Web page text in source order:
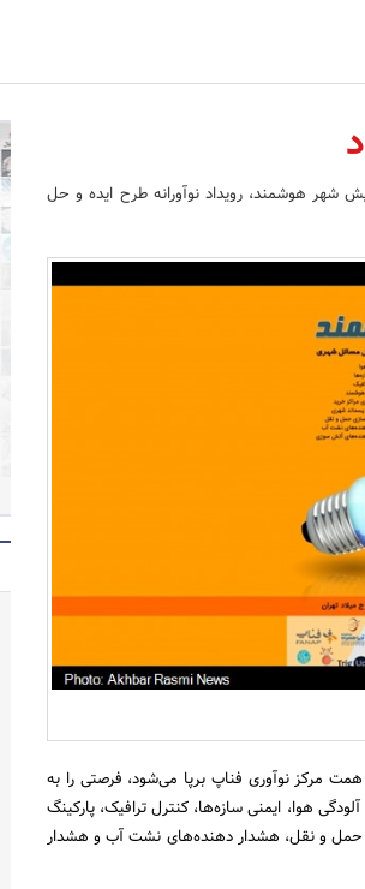
شهر هوشمند، رویداد نوآورانه طرح ایده و حل
مرکز نوآوری فناپ برپا می‌شود، فرصتی را به
هوا، ایمنی سازه‌ها، کنترل ترافیک، پارکینگ
حمل و نقل، هشدار دهنده‌های نشت آب و هشدار